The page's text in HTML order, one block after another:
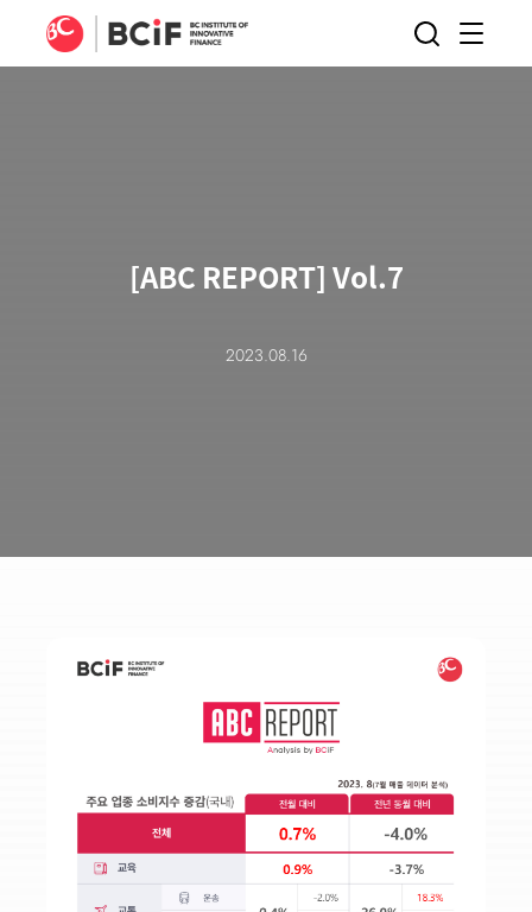
BCIF
메뉴
열기
검색
[ABC REPORT] Vol.7
2023.08.16